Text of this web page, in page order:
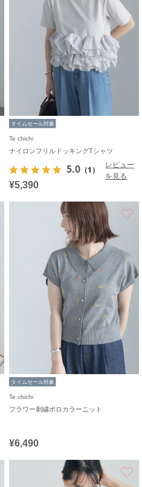
タイムセール対象
Te chichi
ナイロンフリルドッキングTシャツ
5.0 （1）
レビュー
を見る
¥5,390
タイムセール対象
Te chichi
フラワー刺繍ポロカラーニット
¥6,490